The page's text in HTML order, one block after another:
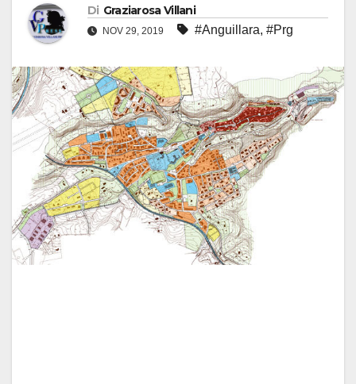
Di Graziarosa Villani
NOV 29, 2019 #Anguillara, #Prg